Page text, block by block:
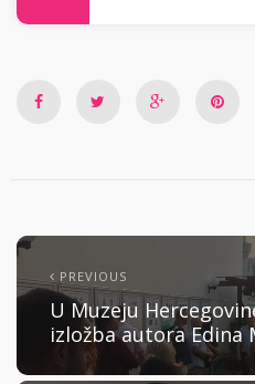
PREVIOUS
U Muzeju
izložba autora Edina